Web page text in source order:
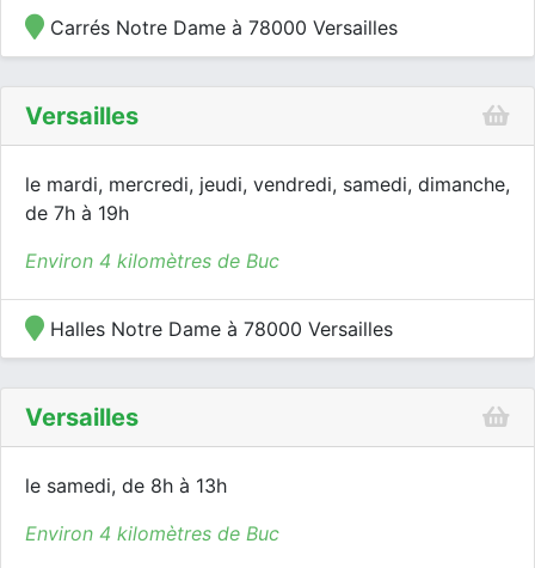
Carrés Notre Dame à 78000 Versailles
Versailles
le mardi, mercredi, jeudi, vendredi, samedi, dimanche,
de 7h à 19h
Environ 4 kilomètres de Buc
Halles Notre Dame à 78000 Versailles
Versailles
le samedi, de 8h à 13h
Environ 4 kilomètres de Buc